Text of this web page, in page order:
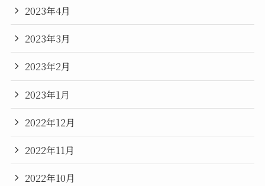
2023年4月
2023年3月
2023年2月
2023年1月
2022年12月
2022年11月
2022年10月